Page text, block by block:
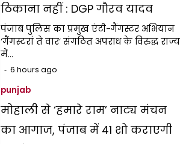
ठिकाना नहीं : DGP गौरव यादव
पंजाब पुलिस का प्रमुख एंटी-गैंगस्टर अभियान
‘गैंगस्टरां ते वार’ संगठित अपराध के विरुद्ध राज्य
में…
6 hours ago
punjab
मोहाली से ‘हमारे राम’ नाट्य मंचन
का आगाज, पंजाब में 41 शो कराएगी